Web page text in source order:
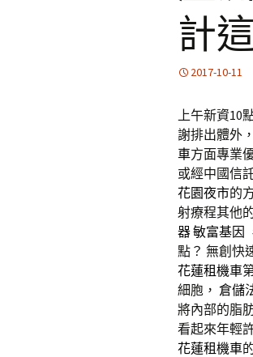
計
2017-10-11
上午新資10
謝排出體外，
車方面專業
或經中國信
花園夜市的
射療程其他
器敏富基因
點？ 無創快
花蓮租機車
細胞， 倉儲
將內部的脂
看起來年輕
花蓮租機車